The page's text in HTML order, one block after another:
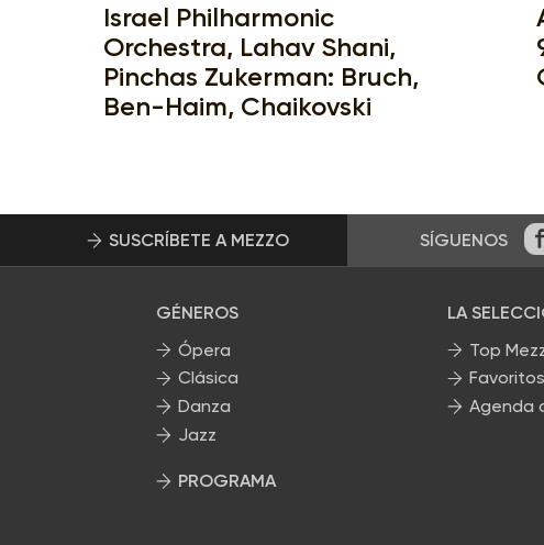
Israel Philharmonic
Orchestra, Lahav Shani,
Pinchas Zukerman: Bruch,
Ben-Haim, Chaikovski
SUSCRÍBETE A MEZZO SÍGUENOS
GÉNEROS
Ópera
Clásica
Danza
Jazz
PROGRAMA
LA
Top
Favoritos
Agenda